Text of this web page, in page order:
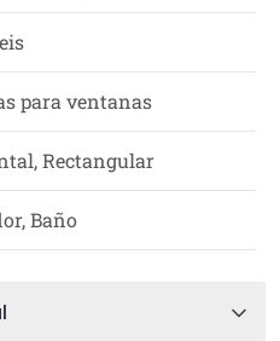
para ventanas
Rectangular
Baño